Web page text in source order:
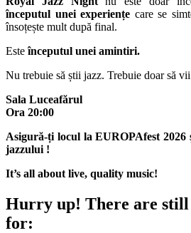
începutul unei experiențe care se
însoțește mult după final.
Esteînceputul unei amintiri.
Nu trebuie să știi jazz. Trebuie doar să
Sala Luceafărul
Ora 20:00
Asigură-ți locul la EUROPAfest
jazzului !
It’s all about live, quality music!
Hurry up! There are
for: